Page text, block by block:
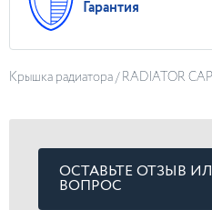
Гарантия
Крышка радиатора / RADIATOR
ОСТАВЬТЕ ОТЗЫВ
ВОПРОС